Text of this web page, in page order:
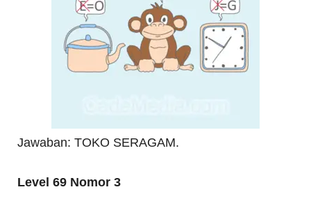
Jawaban: TOKO SERAGAM.
Level 69 Nomor 3